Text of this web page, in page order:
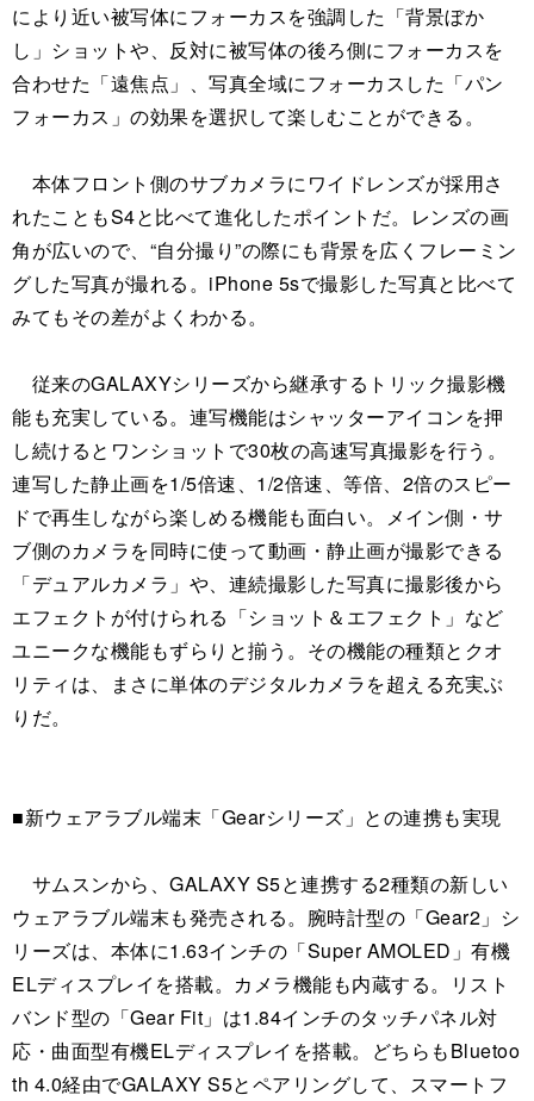
により近い被写体にフォーカスを強調した「背景ぼか
し」ショットや、反対に被写体の後ろ側にフォーカスを
合わせた「遠焦点」、写真全域にフォーカスした「パン
フォーカス」の効果を選択して楽しむことができる。
本体フロント側のサブカメラにワイドレンズが採用さ
れたこともS4と比べて進化したポイントだ。レンズの画
角が広いので、“自分撮り”の際にも背景を広くフレーミン
グした写真が撮れる。iPhone 5sで撮影した写真と比べて
みてもその差がよくわかる。
従来のGALAXYシリーズから継承するトリック撮影機
能も充実している。連写機能はシャッターアイコンを押
し続けるとワンショットで30枚の高速写真撮影を行う。
連写した静止画を1/5倍速、1/2倍速、等倍、2倍のスピー
ドで再生しながら楽しめる機能も面白い。メイン側・サ
ブ側のカメラを同時に使って動画・静止画が撮影できる
「デュアルカメラ」や、連続撮影した写真に撮影後から
エフェクトが付けられる「ショット＆エフェクト」など
ユニークな機能もずらりと揃う。その機能の種類とクオ
リティは、まさに単体のデジタルカメラを超える充実ぶ
りだ。
■新ウェアラブル端末「Gearシリーズ」との連携も実現
サムスンから、GALAXY S5と連携する2種類の新しい
ウェアラブル端末も発売される。腕時計型の「Gear2」シ
リーズは、本体に1.63インチの「Super AMOLED」有機
ELディスプレイを搭載。カメラ機能も内蔵する。リスト
バンド型の「Gear Fit」は1.84インチのタッチパネル対
応・曲面型有機ELディスプレイを搭載。どちらもBluetoo
th 4.0経由でGALAXY S5とペアリングして、スマートフ